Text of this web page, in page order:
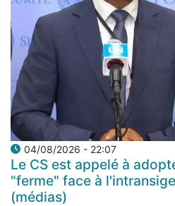
04/08/2026 - 22:07
Le CS est appelé à
"ferme" face à
(médias)